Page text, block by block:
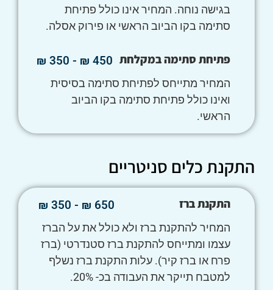
בגישה נוחה. המחיר אינו כולל פתיחת
סתימה בקו הביוב הראשי או פירוק אסלה.
פתיחת סתימה במקלחת 450 ₪ - 350 ₪
המחיר מתייחס לפתיחת סתימה בסיסית
ואינו כולל פתיחת סתימה בקו הביוב
הראשי.
התקנת כלים סניטריים
התקנת ברז 650 ₪ - 350 ₪
המחיר להתקנת ברז ולא כולל את על הברז
עצמו ומתייחס להתקנת ברז סטנדרטי (ברז
פרח או ברז קיר). עלות התקנת ברז נשלף
למטבח תייקר את העבודה בכ- 20%.